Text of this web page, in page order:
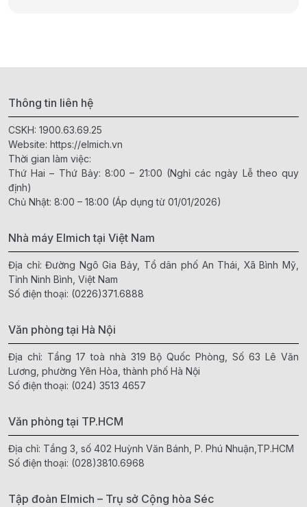
Thông tin liên hệ
CSKH: 1900.63.69.25
Website: https://elmich.vn
Thời gian làm việc:
Thứ Hai – Thứ Bảy: 8:00 – 21:00 (Nghỉ các ngày Lễ theo quy
định)
Chủ Nhật: 8:00 – 18:00 (Áp dụng từ 01/01/2026)
Nhà máy Elmich tại Việt Nam
Địa chỉ: Đường Ngô Gia Bảy, Tổ dân phố An Thái, Xã Bình Mỹ,
Tỉnh Ninh Bình, Việt Nam
Số điện thoại: (0226)371.6888
Văn phòng tại Hà Nội
Địa chỉ: Tầng 17 toà nhà 319 Bộ Quốc Phòng, Số 63 Lê Văn
Lương, phường Yên Hòa, thành phố Hà Nội
Số điện thoại: (024) 3513 4657
Văn phòng tại TP.HCM
Địa chỉ: Tầng 3, số 402 Huỳnh Văn Bánh, P. Phú Nhuận,TP.HCM
Số điện thoại: (028)3810.6968
Tập đoàn Elmich – Trụ sở Cộng hòa Séc